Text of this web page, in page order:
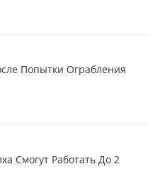
Попытки Ограбления
Смогут Работать До 2